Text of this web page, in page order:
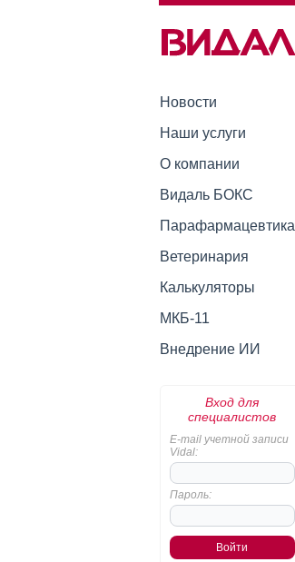
Новости
Наши услуги
О компании
Видаль БОКС
Парафармацевтика
Ветеринария
Калькуляторы
МКБ-11
Внедрение ИИ
Вход для
специалистов
E-mail учетной записи
Vidal:
Пароль: